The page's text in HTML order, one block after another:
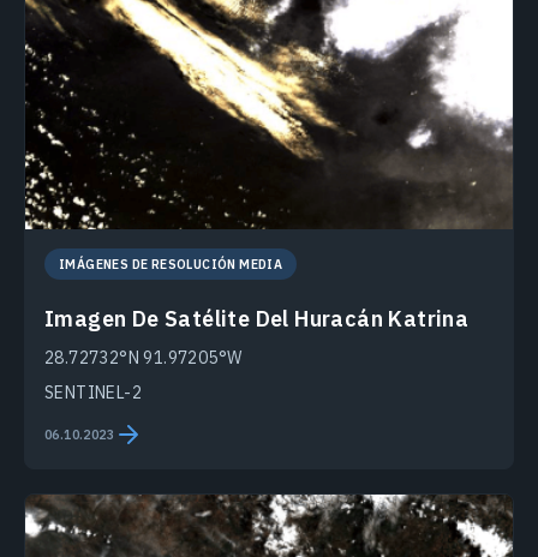
IMÁGENES DE RESOLUCIÓN MEDIA
Imagen De Satélite Del Huracán Katrina
28.72732°N 91.97205°W
SENTINEL-2
06.10.2023